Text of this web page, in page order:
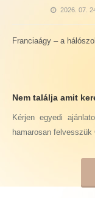
2026. 07.
Franciaágy – a
Nem találja amit
Kérjen egyedi
hamarosan